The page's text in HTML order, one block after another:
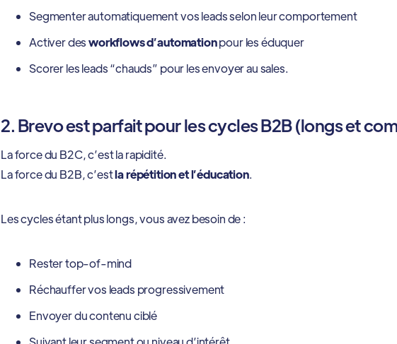
Segmenter automatiquement vos leads selon leur comportement
Activer desworkflows d’automationpour les éduquer
Scorer les leads “chauds” pour les envoyer au sales.
2. Brevo est parfait pour les cycles B2B (longs et
La force du B2C, c’est la rapidité.
La force du B2B, c’estla répétition et l’éducation.
Les cycles étant plus longs, vous avez besoin de :
Rester top-of-mind
Réchauffer vos leads progressivement
Envoyer du contenu ciblé